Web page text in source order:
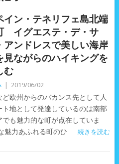
イン・テネリフェ島北端
イグエステ・デ・サ
アンドレスで美しい海岸
見ながらのハイキングを
む
2019/06/02
欧州からのバカンス先として人
地として発達しているのは南部
も魅力的な町が点在していま
魅力あふれる町のひ
続きを読む